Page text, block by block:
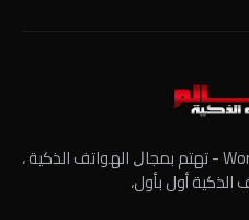
عالم الهواتف الذكية World of Mobile - ﺗﻬﺘﻢ ﺑﻤﺠﺎﻝ الهواتف الذكية ،
الذكية أول بأول،